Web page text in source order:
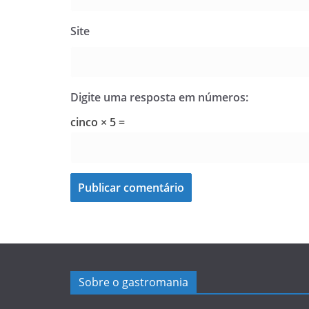
Site
Digite uma resposta em números:
cinco × 5 =
Sobre o gastromania